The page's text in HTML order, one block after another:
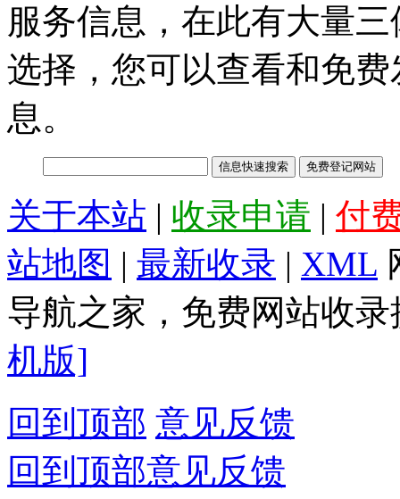
服务信息，在此有大量
选择，您可以查看和免
息。
关于本站 | 收录申请 | 付
站地图 | 最新收录 | XML
导航之家，免费网站收
机版]
回到顶部 意见反馈
回到顶部意见反馈